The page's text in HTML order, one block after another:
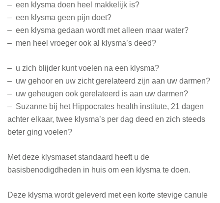
– een klysma doen heel makkelijk is?
– een klysma geen pijn doet?
– een klysma gedaan wordt met alleen maar water?
– men heel vroeger ook al klysma’s deed?
– u zich blijder kunt voelen na een klysma?
– uw gehoor en uw zicht gerelateerd zijn aan uw darmen?
– uw geheugen ook gerelateerd is aan uw darmen?
– Suzanne bij het Hippocrates health institute, 21 dagen
achter elkaar, twee klysma’s per dag deed en zich steeds
beter ging voelen?
Met deze klysmaset standaard heeft u de
basisbenodigdheden in huis om een klysma te doen.
Deze klysma wordt geleverd met een korte stevige canule